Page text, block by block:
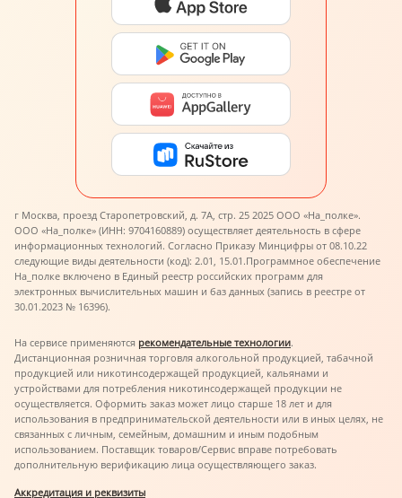
г Москва, проезд Старопетровский, д. 7А, стр. 25 2025 ООО «На_полке».
ООО «На_полке» (ИНН: 9704160889) осуществляет деятельность в сфере
информационных технологий. Согласно Приказу Минцифры от 08.10.22
следующие виды деятельности (код): 2.01, 15.01.Программное обеспечение
На_полке включено в Единый реестр российских программ для
электронных вычислительных машин и баз данных (запись в реестре от
30.01.2023 № 16396).
На сервисе применяются рекомендательные технологии.
Дистанционная розничная торговля алкогольной продукцией, табачной
продукцией или никотинсодержащей продукцией, кальянами и
устройствами для потребления никотинсодержащей продукции не
осуществляется. Оформить заказ может лицо старше 18 лет и для
использования в предпринимательской деятельности или в иных целях, не
связанных с личным, семейным, домашним и иным подобным
использованием. Поставщик товаров/Сервис вправе потребовать
дополнительную верификацию лица осуществляющего заказ.
Аккредитация и реквизиты